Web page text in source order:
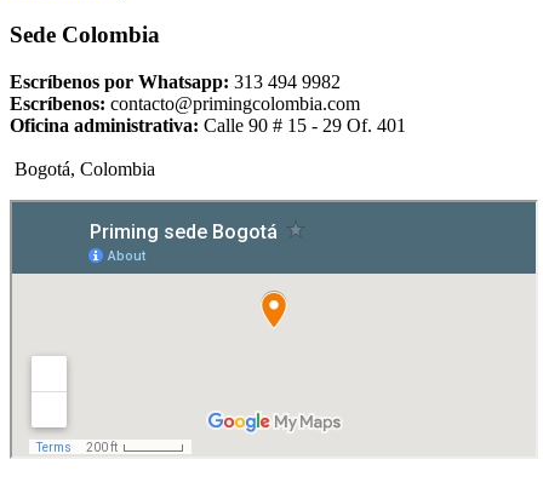
Sede Colombia
Escríbenos por Whatsapp: 313 494 9982
Escríbenos: contacto@primingcolombia.com
Oficina administrativa: Calle 90 # 15 - 29 Of. 401
Bogotá, Colombia